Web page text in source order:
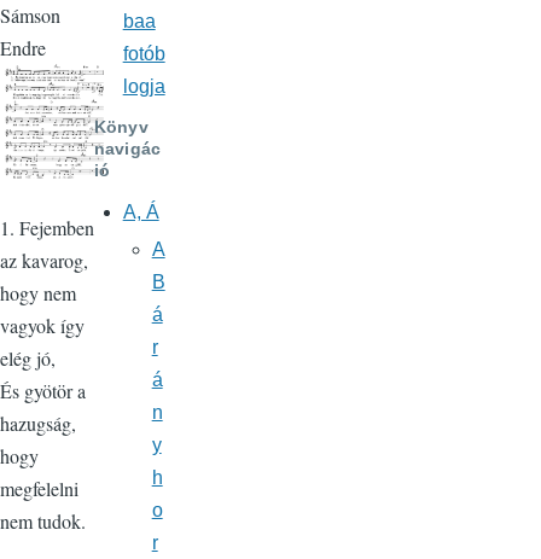
Sámson
Endre
1. Fejemben
az kavarog,
hogy nem
vagyok így
elég jó,
És gyötör a
hazugság,
hogy
megfelelni
nem tudok.
baa
fotób
logja
Könyv
navigác
ió
A, Á
A
B
á
r
á
n
y
h
o
r